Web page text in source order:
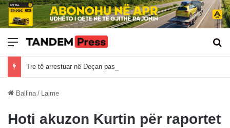
Meny
Ballina / Lajme
Hoti akuzon Kurtin për raportet